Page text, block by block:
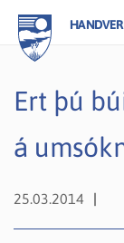
Ert þú
á
25.03.2014